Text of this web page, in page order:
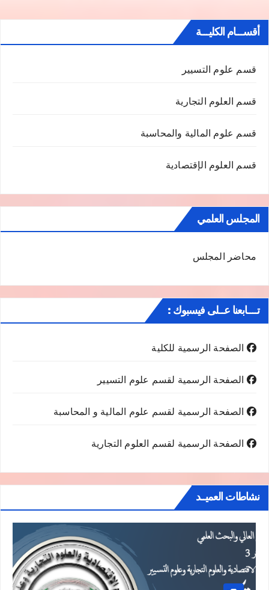
أقســـام الكليـــة
قسم علوم التسيير
قسم العلوم التجارية
قسم علوم المالية والمحاسبة
قسم العلوم الإقتصادية
المجلس العلمي
محاضر المجلس
تــــابعنا عــلى فيسبوك :
الصفحة الرسمية للكلية
الصفحة الرسمية لقسم علوم التسيير
الصفحة الرسمية لقسم علوم المالية و المحاسبة
الصفحة الرسمية لقسم العلوم التجارية
نشاطات العميــد